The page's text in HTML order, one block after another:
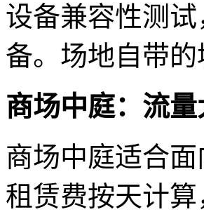
设备兼容性测
备。场地自带
商场中庭：流量
商场中庭适合
租赁费按天计